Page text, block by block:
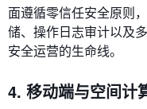
面遵循零信任安全原则
储、操作日志审计以及
安全运营的生命线。
4. 移动端与空间计